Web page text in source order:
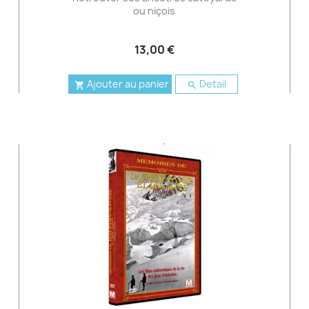
ou niçois
13,00 €
 Ajouter au panier  Detail